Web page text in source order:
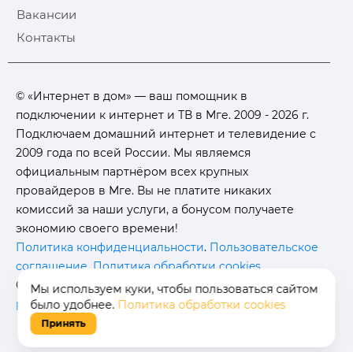
Вакансии
Контакты
© «Интернет в дом» — ваш помощник в
подключении к интернет и ТВ в Мге. 2009 - 2026 г.
Подключаем домашний интернет и телевидение с
2009 года по всей России. Мы являемся
официальным партнёром всех крупных
провайдеров в Мге. Вы не платите никаких
комиссий за наши услуги, а бонусом получаете
экономию своего времени!
Политика конфиденциальности. Пользовательское
соглашение Политика обработки cookies
Отписаться от полученияинформационных
рассылокот данного ресурса можно настранице
Мы используем куки, чтобы пользоваться сайтом
было удобнее. Политика обработки cookies
Принять